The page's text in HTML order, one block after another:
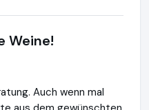
Weine!
Auch wenn mal